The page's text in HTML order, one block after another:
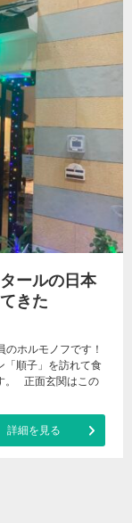
ールの日本
きた
ホルモノフです！
「順子」を訪れて食
。 正面玄関はこの
詳細を見る